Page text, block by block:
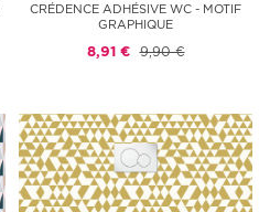
CRÉDENCE ADHÉSIVE WC - MOTIF
GRAPHIQUE
8,91 € 9,90 €